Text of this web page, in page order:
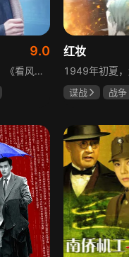
9.0
本剧分为《听风》《看风》和《捕风》三个篇章，三者在时间关系及故事上相对独立，又千丝万缕。听风，即无线电侦听者，是一群“靠耳朵打江山”的人，他们的耳朵可以听到天外之音、无声之音、秘密之音。看风，即密码破译的人，是一群“善于神机妙算”的人，他们的慧眼可以识破天机、释读天书、看阅无字之书。捕风，即我党地下工作者，在国民党大肆实施白色恐怖时期，他们是牺牲者更是战斗者，乔装打扮深入虎穴，迎风而战，为缔造共和国立下不朽的丰功伟业。
红妆
谍战
战争